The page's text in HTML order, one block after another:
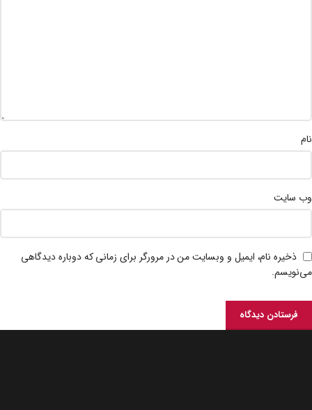
نام
وب‌ سایت
ذخیره نام، ایمیل و وبسایت من در مرورگر برای زمانی که دوباره دیدگاهی
می‌نویسم.